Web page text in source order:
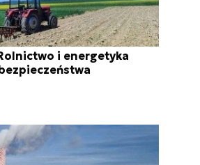
i energetyka